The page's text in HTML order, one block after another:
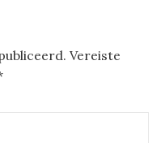
Vereiste